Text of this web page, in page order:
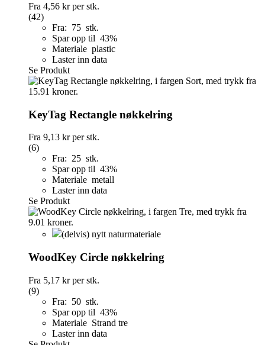
Fra 4,56 krper stk.
(42)
Fra: 75 stk.
Spar opp til 43%
Materiale plastic
Laster inn data
Se Produkt
KeyTag Rectangle nøkkelring
Fra 9,13 krper stk.
(6)
Fra: 25 stk.
Spar opp til 43%
Materiale metall
Laster inn data
Se Produkt
(delvis) nytt naturmateriale
WoodKey Circle nøkkelring
Fra 5,17 krper stk.
(9)
Fra: 50 stk.
Spar opp til 43%
Materiale Strand tre
Laster inn data